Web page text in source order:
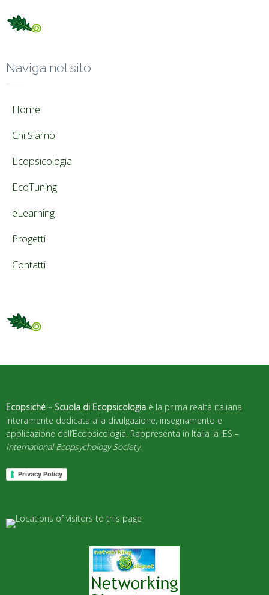
Naviga nel sito
Home
Chi Siamo
Ecopsicologia
EcoTuning
eLearning
Progetti
Contatti
Ecopsiché – Scuola di Ecopsicologia è la prima realtà italiana
interamente dedicata alla divulgazione, insegnamento e
applicazione dell’Ecopsicologia. Rappresenta in Italia la IES –
International Ecopsychology Society.
Privacy Policy